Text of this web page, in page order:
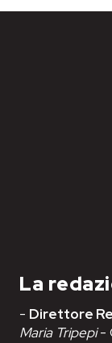
La
- Direttore
Maria Tripepi-